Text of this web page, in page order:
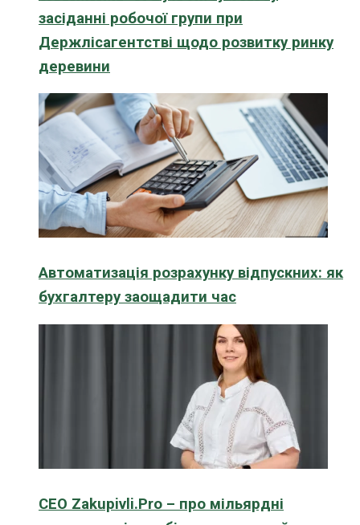
засіданні робочої групи при
Держлісагентстві щодо розвитку ринку
деревини
Автоматизація розрахунку відпускних: як
бухгалтеру заощадити час
CEO Zakupivli.Pro – про мільярдні